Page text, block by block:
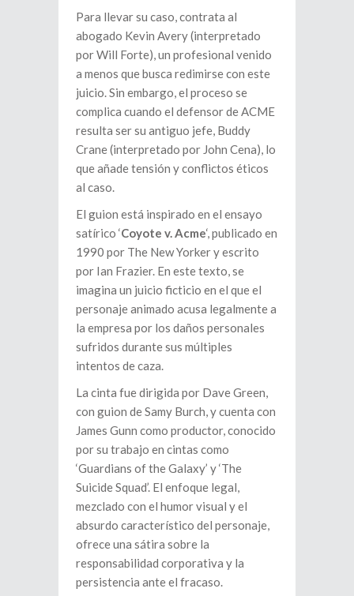
Para llevar su caso, contrata al
abogado Kevin Avery (interpretado
por Will Forte), un profesional venido
a menos que busca redimirse con este
juicio. Sin embargo, el proceso se
complica cuando el defensor de ACME
resulta ser su antiguo jefe, Buddy
Crane (interpretado por John Cena), lo
que añade tensión y conflictos éticos
al caso.
El guion está inspirado en el ensayo
satírico ‘Coyote v. Acme‘, publicado en
1990 por The New Yorker y escrito
por Ian Frazier. En este texto, se
imagina un juicio ficticio en el que el
personaje animado acusa legalmente a
la empresa por los daños personales
sufridos durante sus múltiples
intentos de caza.
La cinta fue dirigida por Dave Green,
con guion de Samy Burch, y cuenta con
James Gunn como productor, conocido
por su trabajo en cintas como
‘Guardians of the Galaxy’ y ‘The
Suicide Squad’. El enfoque legal,
mezclado con el humor visual y el
absurdo característico del personaje,
ofrece una sátira sobre la
responsabilidad corporativa y la
persistencia ante el fracaso.